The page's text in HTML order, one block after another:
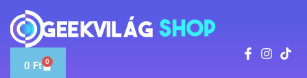
0 Ft 0